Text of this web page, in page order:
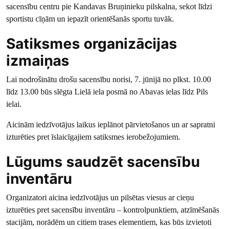
sacensību centru pie Kandavas Bruņinieku pilskalna, sekot līdzi
sportistu cīņām un iepazīt orientēšanās sportu tuvāk.
Satiksmes organizācijas
izmaiņas
Lai nodrošinātu drošu sacensību norisi, 7. jūnijā no plkst. 10.00
līdz 13.00 būs slēgta Lielā iela posmā no Abavas ielas līdz Pils
ielai.
Aicinām iedzīvotājus laikus ieplānot pārvietošanos un ar sapratni
izturēties pret īslaicīgajiem satiksmes ierobežojumiem.
Lūgums saudzēt sacensību
inventāru
Organizatori aicina iedzīvotājus un pilsētas viesus ar cieņu
izturēties pret sacensību inventāru – kontrolpunktiem, atzīmēšanās
stacijām, norādēm un citiem trases elementiem, kas būs izvietoti